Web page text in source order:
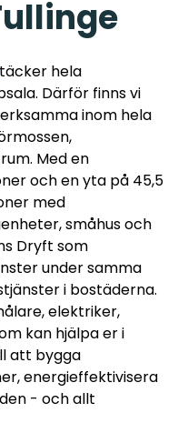
täcker hela
Därför finns vi
inom hela
Med en
och en yta på 45,5
med
småhus och
Dryft som
under samma
i bostäderna.
elektriker,
kan hjälpa er i
att bygga
energieffektivisera
- och allt